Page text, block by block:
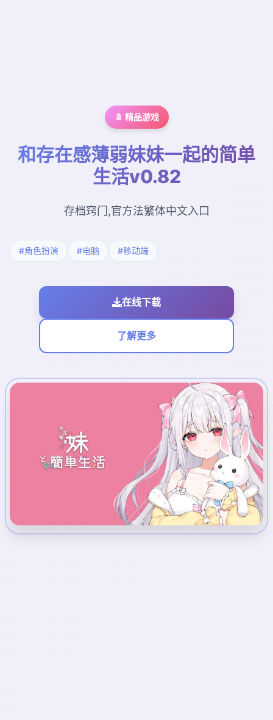
🚿 精品游戏
和存在感薄弱妹妹一起的简单
生活v0.82
存档窍门,官方法繁体中文入口
#角色扮演 #电脑 #移动端
在线下载
了解更多